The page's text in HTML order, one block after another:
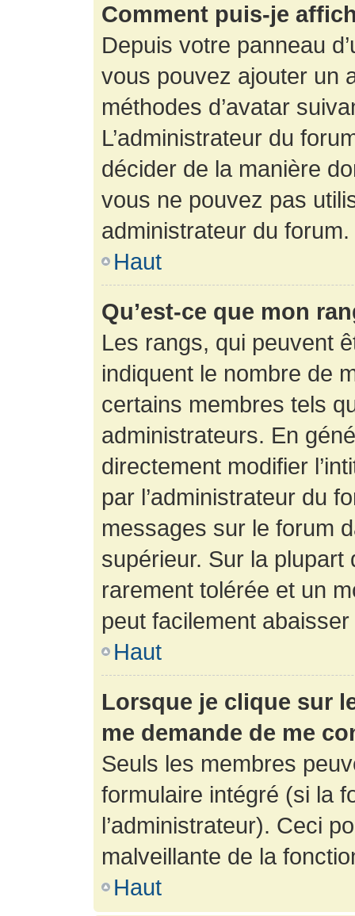
Comment puis-je
Depuis votre panneau
vous pouvez ajouter un
méthodes d’avatar
L’administrateur du
décider de la manière
vous ne pouvez pas
administrateur du forum.
Haut
Qu’est-ce que mon
Les rangs, qui peuvent
indiquent le nombre de
certains membres tels
administrateurs. En
directement modifier
par l’administrateur du
messages sur le forum
supérieur. Sur la
rarement tolérée et un
peut facilement
Haut
Lorsque je clique sur
me demande de me
Seuls les membres
formulaire intégré (si la
l’administrateur). Ceci
malveillante de la
Haut